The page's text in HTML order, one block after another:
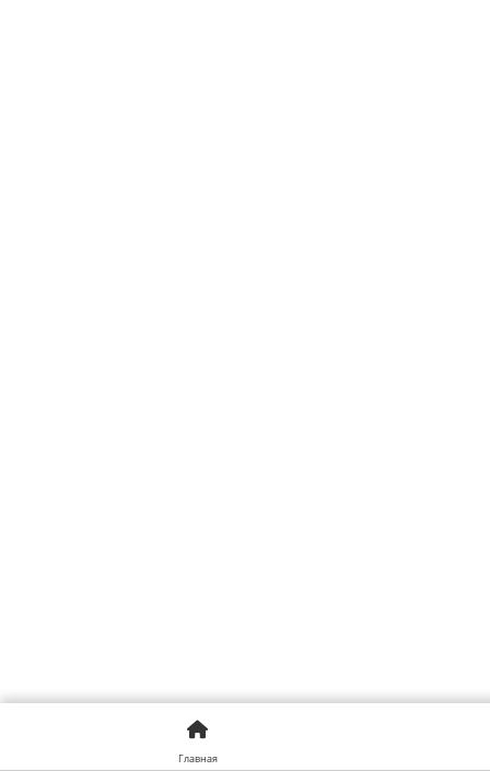
Главная